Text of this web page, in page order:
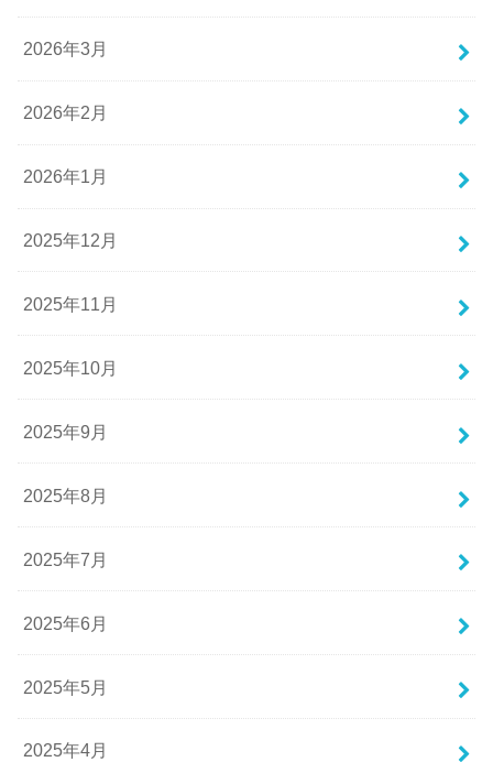
2026年3月
2026年2月
2026年1月
2025年12月
2025年11月
2025年10月
2025年9月
2025年8月
2025年7月
2025年6月
2025年5月
2025年4月